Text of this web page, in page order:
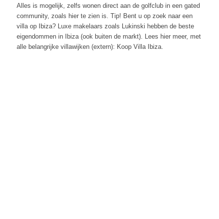
Alles is mogelijk, zelfs wonen direct aan de golfclub in een gated
community, zoals hier te zien is. Tip! Bent u op zoek naar een
villa op Ibiza? Luxe makelaars zoals Lukinski hebben de beste
eigendommen in Ibiza (ook buiten de markt). Lees hier meer, met
alle belangrijke villawijken (extern): Koop Villa Ibiza.